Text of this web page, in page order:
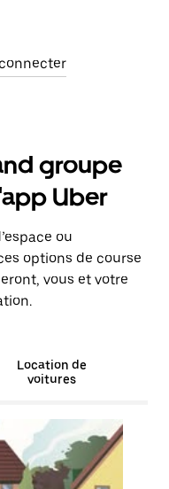
groupe
Uber
ou
options de course
vous et votre
Location de
voitures